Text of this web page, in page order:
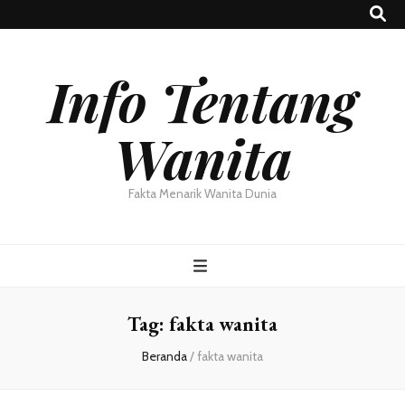
Info Tentang
Wanita
Fakta Menarik Wanita Dunia
Tag: fakta wanita
Beranda/fakta wanita